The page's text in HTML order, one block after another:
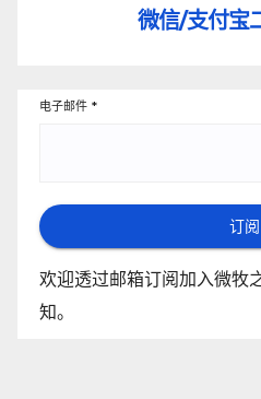
微信/支付宝
电子邮件 *
订阅
欢迎透过邮箱订阅加入微牧
知。